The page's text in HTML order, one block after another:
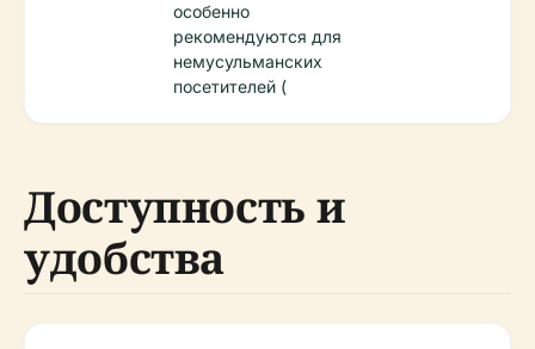
особенно
рекомендуются для
немусульманских
посетителей (
Доступность и
удобства